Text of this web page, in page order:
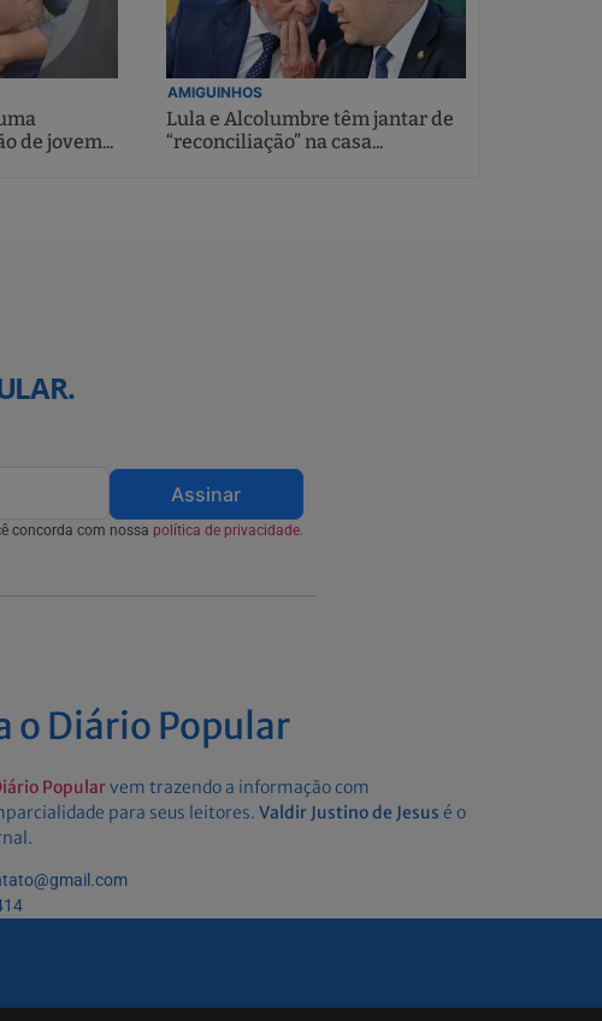
de jovem...
AMIGUINHOS
Lula e Alcolumbre têm jantar de
“reconciliação” na casa...
Assinar
concorda com nossa política de privacidade.
o Diário Popular
Popularvem trazendo a informação com
para seus leitores. Valdir Justino de Jesus é o